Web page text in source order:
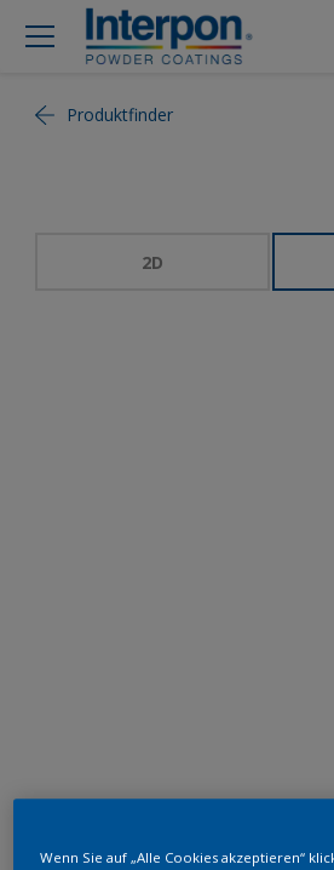
Produktfinder
2D
Wenn Sie auf „Alle Cookies akzeptieren“